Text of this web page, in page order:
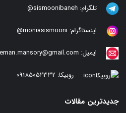
تلگرام: sismoonibaneh@
اینستاگرام: moniasismooni@
ایمیل:
روبیکا: 09185052332
جدیدترین مقالات